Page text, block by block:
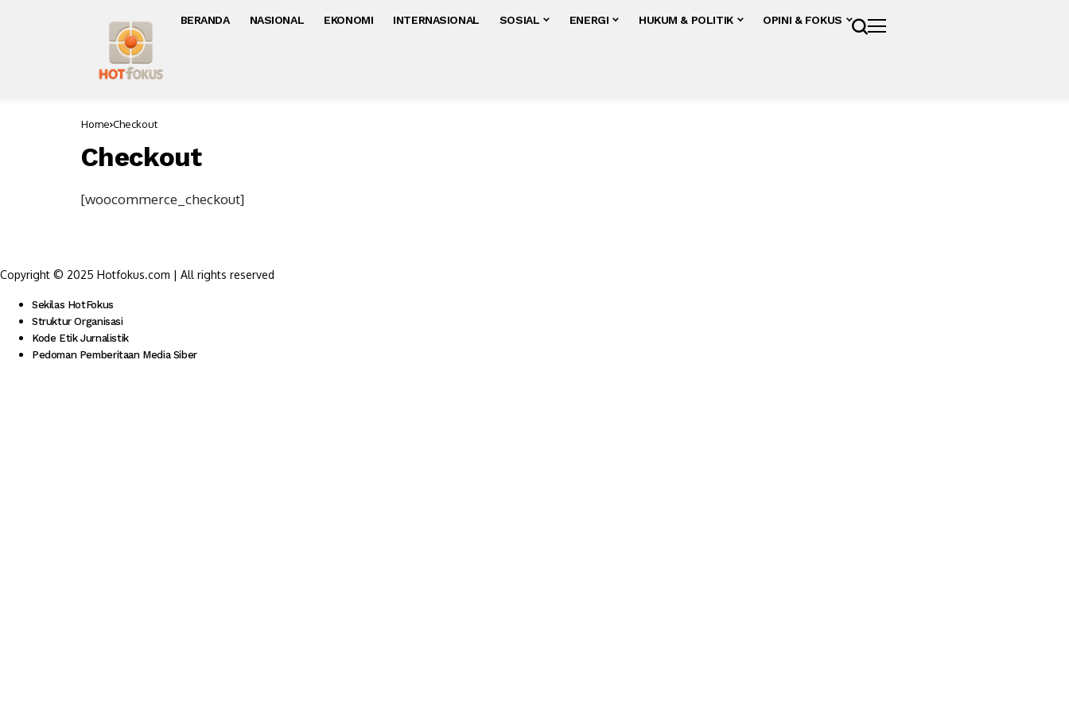
BERANDA NASIONAL EKONOMI INTERNASIONAL SOSIAL ENERGI HUKUM & POLITIK OPINI & FOKUS
Home Checkout
Checkout
[woocommerce_checkout]
Copyright © 2025 Hotfokus.com | All rights reserved
Sekilas HotFokus
Struktur Organisasi
Kode Etik Jurnalistik
Pedoman Pemberitaan Media Siber